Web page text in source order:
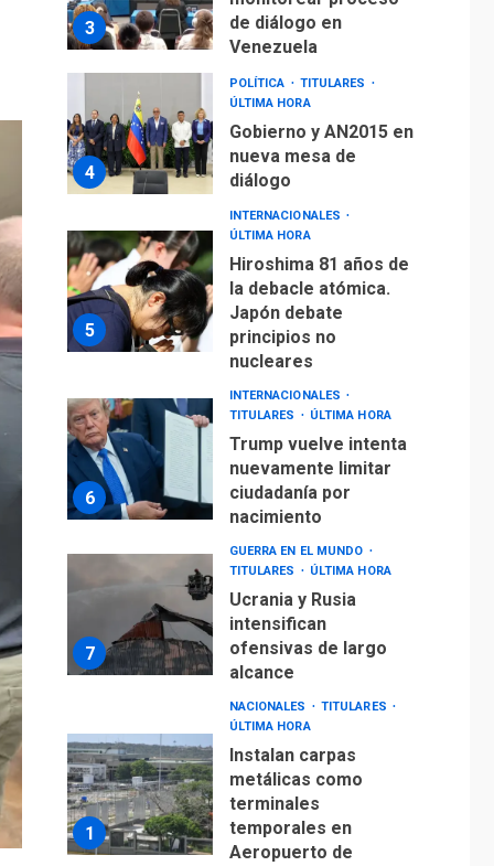
5
INTERNACIONALES
ÚLTIMA HORA
la debacle atómica.
Japón debate
principios no
nucleares
6
TITULARES
ÚLTIMA HORA
Trump vuelve intenta
nuevamente limitar
ciudadanía por
nacimiento
7
GUERRA EN EL MUNDO
TITULARES
ÚLTIMA HORA
Ucrania y Rusia
intensifican
ofensivas de largo
alcance
1
NACIONALES
ÚLTIMA HORA
Instalan carpas
metálicas como
terminales
temporales en
Aeropuerto de
Maiquetía
2
LATINOAMÉRICA Y CARIBE
TITULARES
ÚLTIMA HORA
De la Espriella
asumirá Presidencia
en ceremonia atípica
fuera de Bogotá